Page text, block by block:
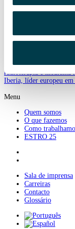
Calibração
A Mercurius Health
radioterapia e medicina
Iberia, líder europeu em
Menu
Quem somos
O que fazemos
Como
ESTRO 25
Sala de imprensa
Carreiras
Contacto
Glossário